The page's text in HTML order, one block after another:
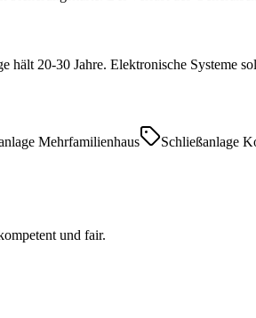
hält 20-30 Jahre. Elektronische Systeme
Mehrfamilienhaus Schließanlage
und fair.